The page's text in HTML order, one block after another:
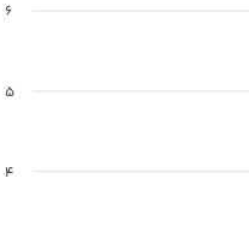
6
5
4